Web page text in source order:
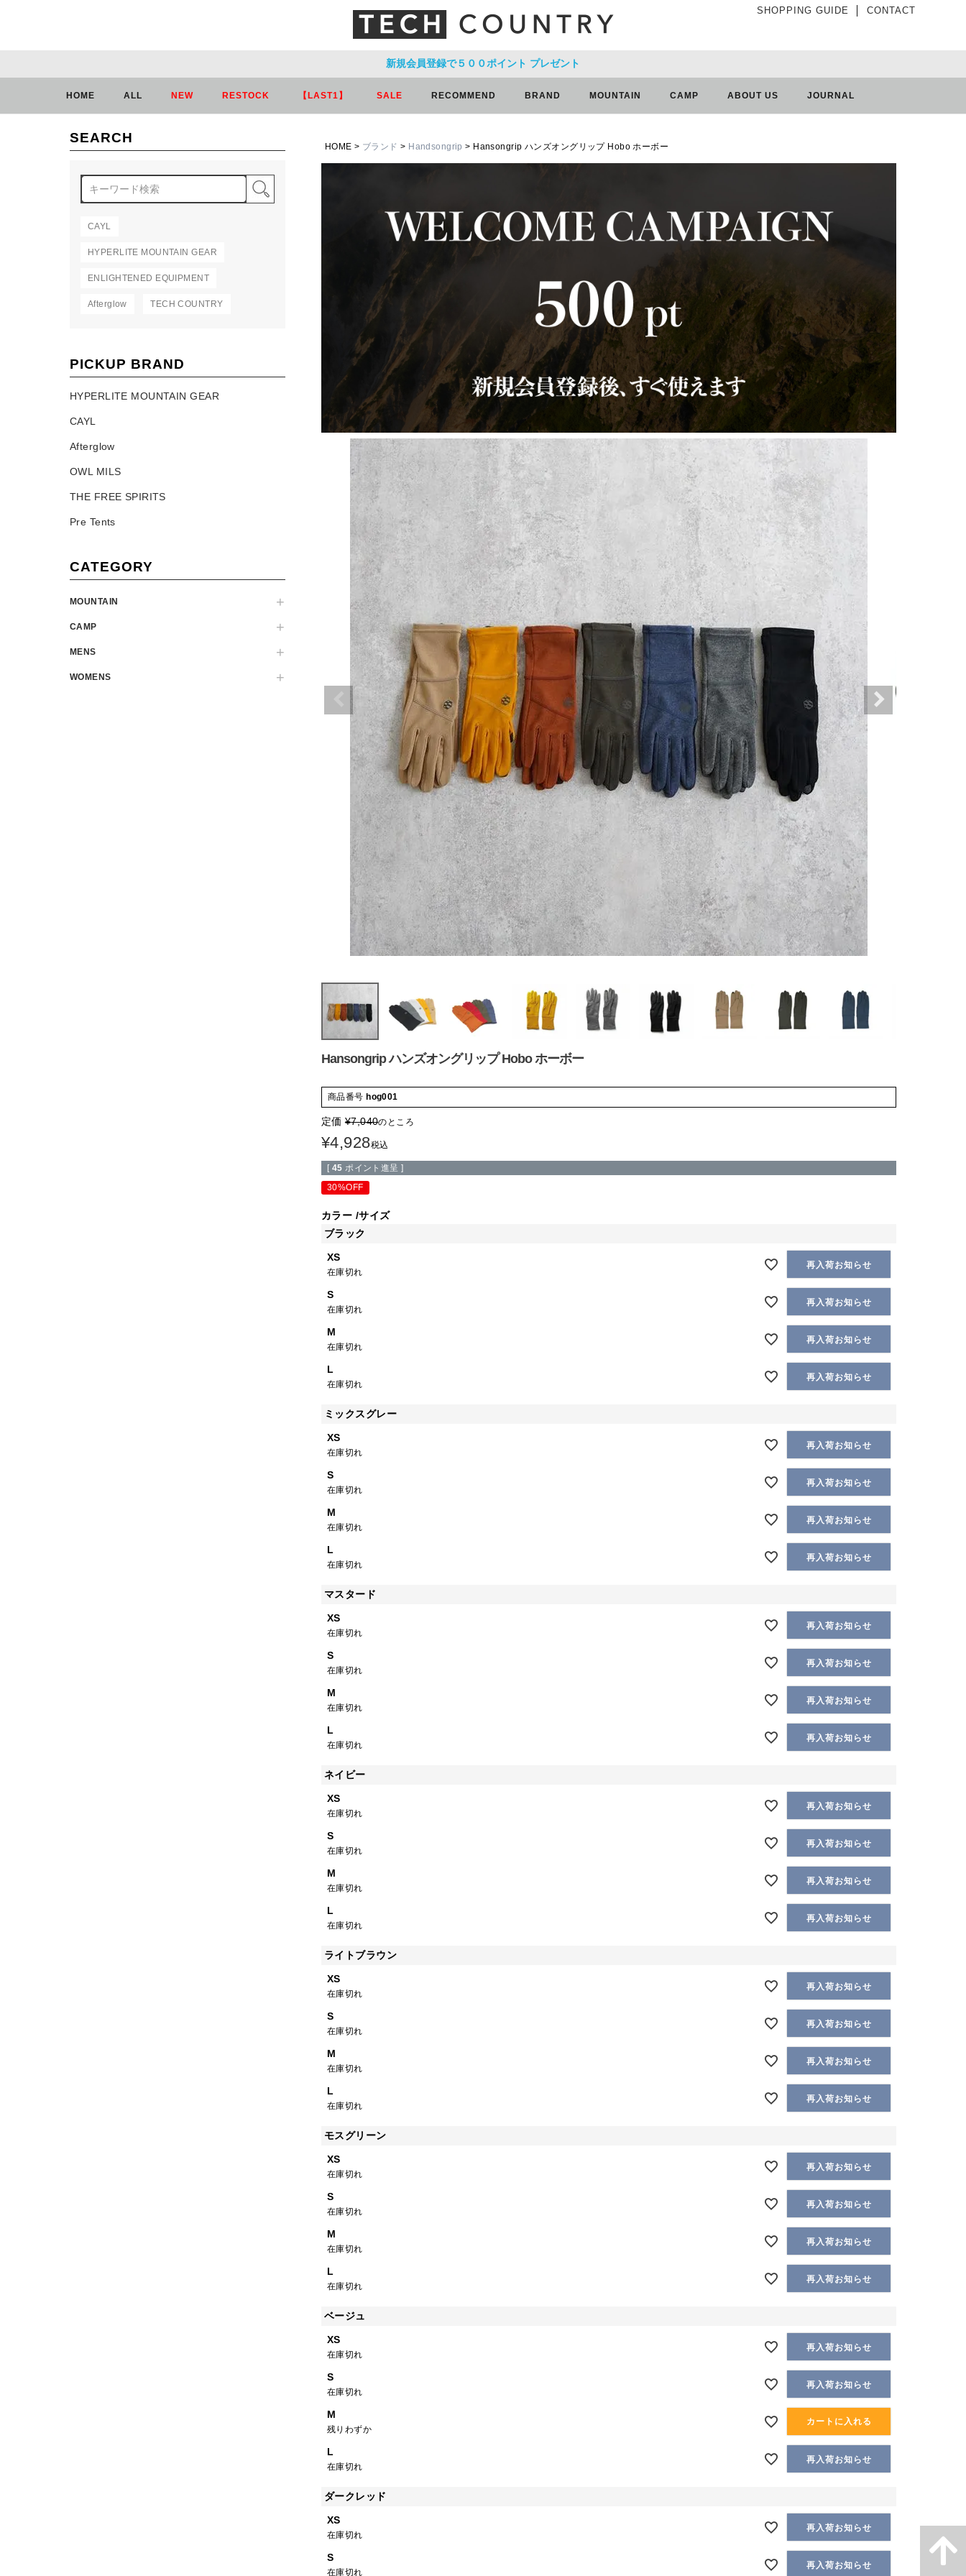
SHOPPING GUIDE CONTACT
新規会員登録で５００ポイント プレゼント
HOME ALL NEW RESTOCK 【LAST1】 SALE RECOMMEND BRAND MOUNTAIN CAMP ABOUT US JOURNAL
SEARCH
CAYL
HYPERLITE MOUNTAIN GEAR
ENLIGHTENED EQUIPMENT
Afterglow TECH COUNTRY
PICKUP BRAND
HYPERLITE MOUNTAIN GEAR
CAYL
Afterglow
OWL MILS
THE FREE SPIRITS
Pre Tents
CATEGORY
MOUNTAIN
CAMP
MENS
WOMENS
HOME ブランド Handsongrip Hansongrip ハンズオングリップ Hobo ホーボー
Hansongrip ハンズオングリップ Hobo ホーボー
商品番号 hog001
定価 ¥7,040のところ
¥4,928税込
[ 45 ポイント進呈 ]
30%OFF
カラー サイズ
ブラック
XS
在庫切れ
再入荷お知らせ
S
在庫切れ
再入荷お知らせ
M
在庫切れ
再入荷お知らせ
L
在庫切れ
再入荷お知らせ
ミックスグレー
XS
在庫切れ
再入荷お知らせ
S
在庫切れ
再入荷お知らせ
M
在庫切れ
再入荷お知らせ
L
在庫切れ
再入荷お知らせ
マスタード
XS
在庫切れ
再入荷お知らせ
S
在庫切れ
再入荷お知らせ
M
在庫切れ
再入荷お知らせ
L
在庫切れ
再入荷お知らせ
ネイビー
XS
在庫切れ
再入荷お知らせ
S
在庫切れ
再入荷お知らせ
M
在庫切れ
再入荷お知らせ
L
在庫切れ
再入荷お知らせ
ライトブラウン
XS
在庫切れ
再入荷お知らせ
S
在庫切れ
再入荷お知らせ
M
在庫切れ
再入荷お知らせ
L
在庫切れ
再入荷お知らせ
モスグリーン
XS
在庫切れ
再入荷お知らせ
S
在庫切れ
再入荷お知らせ
M
在庫切れ
再入荷お知らせ
L
在庫切れ
再入荷お知らせ
ベージュ
XS
在庫切れ
再入荷お知らせ
S
在庫切れ
再入荷お知らせ
M
残りわずか
カートに入れる
L
在庫切れ
再入荷お知らせ
ダークレッド
XS
在庫切れ
再入荷お知らせ
S
在庫切れ
再入荷お知らせ